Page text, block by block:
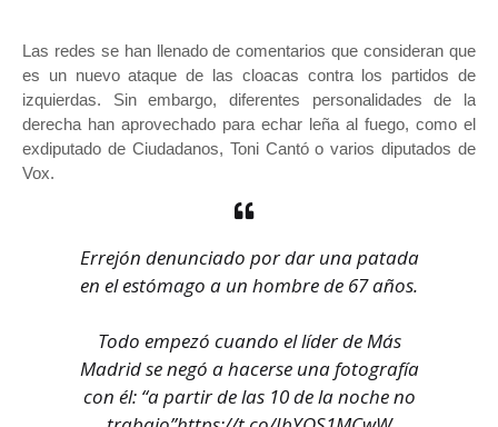
Las redes se han llenado de comentarios que consideran que
es un nuevo ataque de las cloacas contra los partidos de
izquierdas. Sin embargo, diferentes personalidades de la
derecha han aprovechado para echar leña al fuego, como el
exdiputado de Ciudadanos, Toni Cantó o varios diputados de
Vox.
Errejón denunciado por dar una patada
en el estómago a un hombre de 67 años.
Todo empezó cuando el líder de Más
Madrid se negó a hacerse una fotografía
con él: “a partir de las 10 de la noche no